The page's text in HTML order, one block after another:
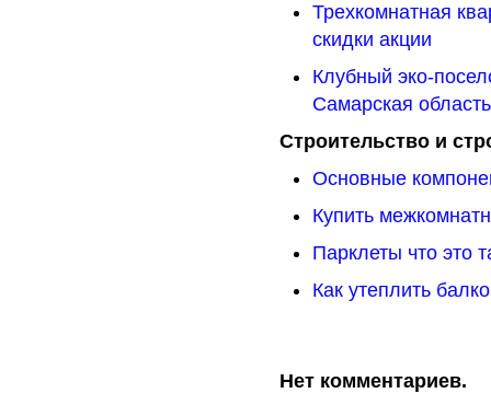
Трехкомнатная
скидки акции
Клубный эко-
Самарская область
Строительство и
Основные
Купить
Парклеты что это
Как утеплить
Нет комментариев.